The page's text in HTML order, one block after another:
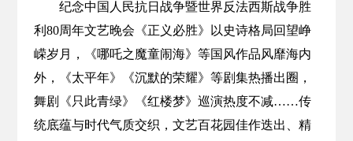
纪念中国人民抗日战争暨世界反法西斯战争胜
利80周年文艺晚会《正义必胜》以史诗格局回望峥
嵘岁月，《哪吒之魔童闹海》等国风作品风靡海内
外，《太平年》《沉默的荣耀》等剧集热播出圈，
舞剧《只此青绿》《红楼梦》巡演热度不减……传
统底蕴与时代气质交织，文艺百花园佳作迭出、精